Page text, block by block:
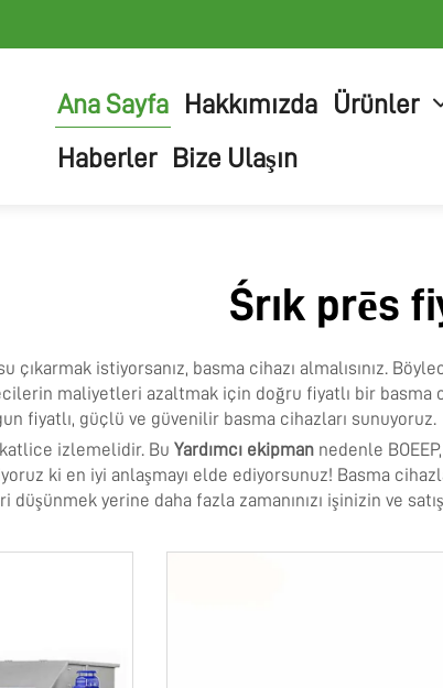
Ana Sayfa Hakkımızda Ürünler
Haberler
Bize Ulaşın
Śrık prēs
istiyorsanız, basma cihazı almalısınız.
maliyetleri azaltmak için doğru fiyatlı bir basma
fiyatlı, güçlü ve güvenilir basma cihazları sunuyoruz.
izlemelidir. Bu Yardımcı ekipman nedenle
ki en iyi anlaşmayı elde ediyorsunuz! Basma
yerine daha fazla zamanınızı işinizin ve